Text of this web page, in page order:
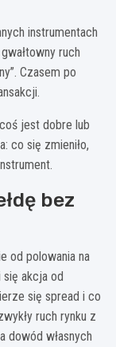
instrumentach
ruch
Czasem po
jest dobre lub
co się zmieniło,
bez
od polowania na
akcja od
się spread i co
ruch rynku z
dowód własnych